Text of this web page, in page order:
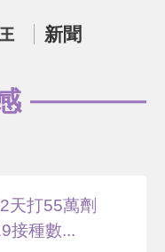
新聞
天打55萬劑
接種數...